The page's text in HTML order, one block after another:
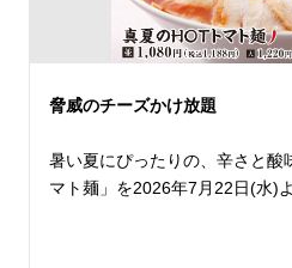
脅威のチーズかけ放題
暑い夏にぴったりの、辛さと酸
マト麺」を2026年7月22日(水)
のかえしをあわせたオリジナ